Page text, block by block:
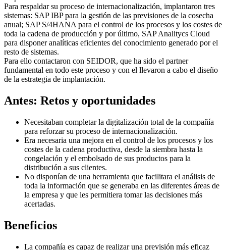
Para respaldar su proceso de internacionalización, implantaron tres
sistemas: SAP IBP para la gestión de las previsiones de la cosecha
anual; SAP S/4HANA para el control de los procesos y los costes de
toda la cadena de producción y por último, SAP Analitycs Cloud
para disponer analíticas eficientes del conocimiento generado por el
resto de sistemas.
Para ello contactaron con SEIDOR, que ha sido el partner
fundamental en todo este proceso y con el llevaron a cabo el diseño
de la estrategia de implantación.
Antes: Retos y oportunidades
Necesitaban completar la digitalización total de la compañía
para reforzar su proceso de internacionalización.
Era necesaria una mejora en el control de los procesos y los
costes de la cadena productiva, desde la siembra hasta la
congelación y el embolsado de sus productos para la
distribución a sus clientes.
No disponían de una herramienta que facilitara el análisis de
toda la información que se generaba en las diferentes áreas de
la empresa y que les permitiera tomar las decisiones más
acertadas.
Beneficios
La compañía es capaz de realizar una previsión más eficaz